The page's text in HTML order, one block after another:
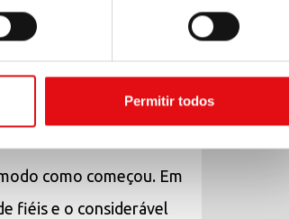
Permitir todos
por alguns anos – uma
com alegria e com
precisamente há 72
temporária.
como começou. Em
fiéis e o considerável